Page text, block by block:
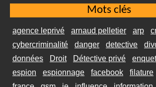
Mots clés
agence leprivé arnaud pelletier arp
cybercriminalité
danger detective
données
Droit Détective privé
espion
espionnage facebook filature